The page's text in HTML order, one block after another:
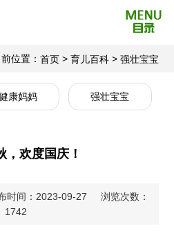
位置： 首页> 育儿百科> 强壮宝宝
康妈妈 强壮宝宝
，欢度国庆！
时间：2023-09-27
浏览次数：
1742